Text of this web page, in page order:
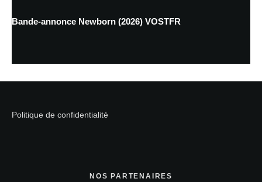
Bande-annonce Newborn (2026) VOSTFR
Politique de confidentialité
NOS PARTENAIRES